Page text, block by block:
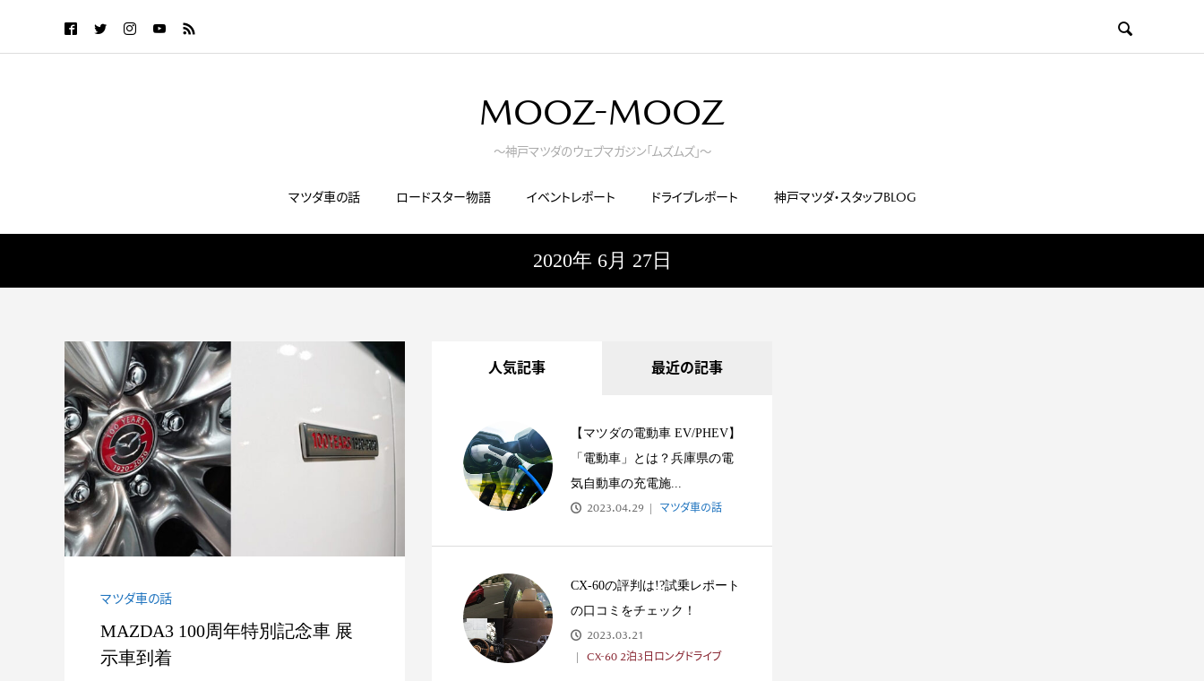

MOOZ-MOOZ
～神戸マツダのウェブマガジン「ムズムズ」～
マツダ車の話 ロードスター物語 イベントレポート ドライブレポート 神戸マツダ・スタッフBLOG
#013 大切な人とのかけがいのな
い時間をNDと
感じる出会い
き飛ぶ最高に楽し...
2020年 6月 27日
マツダ車の話
MAZDA3 100周年特別記念車 展
示車到着
人気記事 最近の記事
【マツダの電動車 EV/PHEV】
「電動車」とは？兵庫県の電
気自動車の充電施...
2023.04.29 マツダ車の話
CX-60の評判は!?試乗レポート
の口コミをチェック！
2023.03.21
CX-60 2泊3日ロングドライブ